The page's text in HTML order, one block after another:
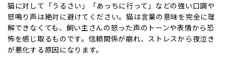
猫に対して「うるさい」「あっちに行って」などの強い口調や
怒鳴り声は絶対に避けてください。猫は言葉の意味を完全に理
解できなくても、飼い主さんの怒った声のトーンや表情から恐
怖を感じ取るものです。信頼関係が崩れ、ストレスから夜泣き
が悪化する原因になります。